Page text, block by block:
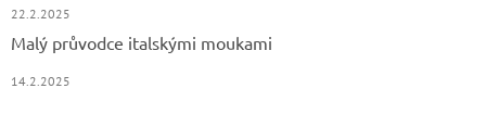
22.2.2025
Malý průvodce italskými moukami
14.2.2025